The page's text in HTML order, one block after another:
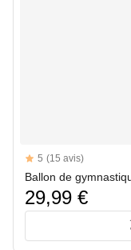
Reviews
5 out of 5 stars
5 (15 avis)
Ballon de
29,99 €